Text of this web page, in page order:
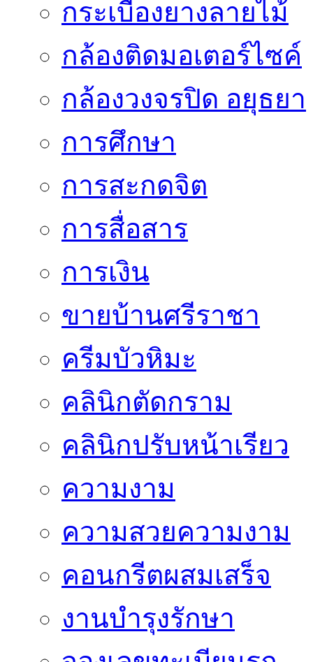
กระเบื้องยางลายไม้
กล้องติดมอเตอร์ไซค์
กล้องวงจรปิด อยุธยา
การศึกษา
การสะกดจิต
การสื่อสาร
การเงิน
ขายบ้านศรีราชา
ครีมบัวหิมะ
คลินิกตัดกราม
คลินิกปรับหน้าเรียว
ความงาม
ความสวยความงาม
คอนกรีตผสมเสร็จ
งานบำรุงรักษา